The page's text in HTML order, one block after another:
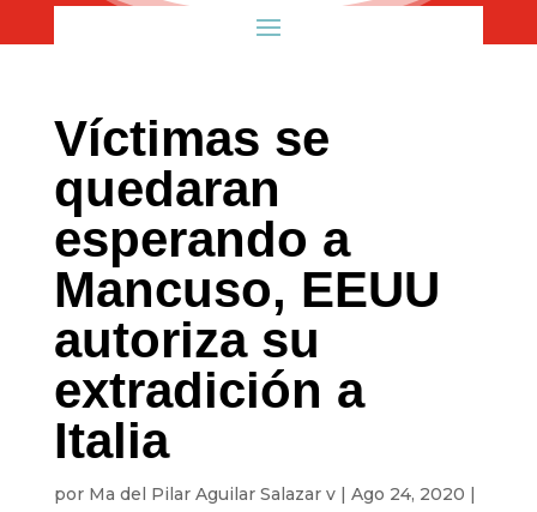
Víctimas se
quedaran
esperando a
Mancuso, EEUU
autoriza su
extradición a
Italia
por Ma del Pilar Aguilar Salazar v| Ago 24, 2020 |